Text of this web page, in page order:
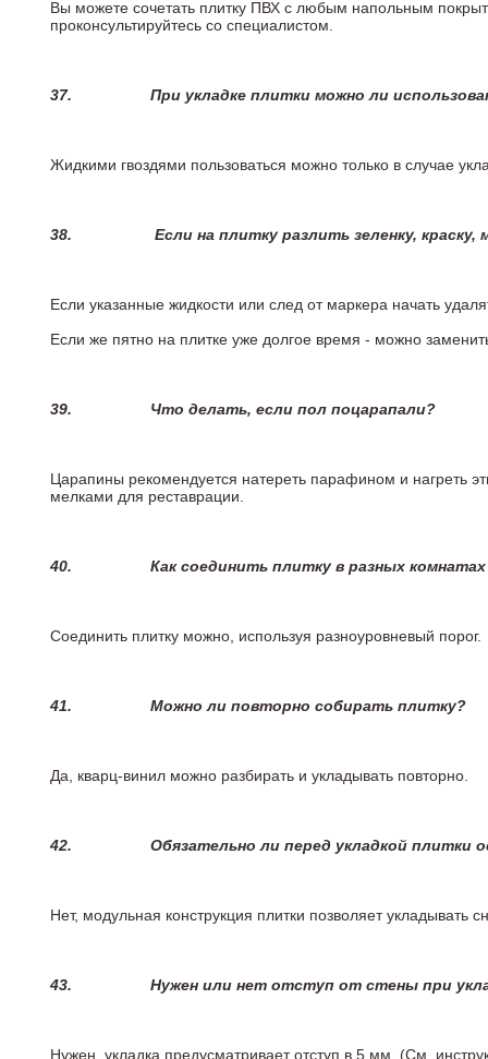
Вы можете сочетать плитку ПВХ с любым напольным
проконсультируйтесь со специалистом.
37. При укладке плитки можно ли
Жидкими гвоздями пользоваться можно только в случае
38. Если на плитку разлить зеленку,
Если указанные жидкости или след от маркера начать
Если же пятно на плитке уже долгое время - можно
39. Что делать, если пол поцарапали?
Царапины рекомендуется натереть парафином и нагреть
мелками для реставрации.
40. Как соединить плитку в разных
Соединить плитку можно, используя разноуровневый порог.
41. Можно ли повторно собирать плитку?
Да, кварц-винил можно разбирать и укладывать повторно.
42. Обязательно ли перед укладкой плитки
Нет, модульная конструкция плитки позволяет
43. Нужен или нет отступ от стены при
Нужен, укладка предусматривает отступ в 5 мм. (См.